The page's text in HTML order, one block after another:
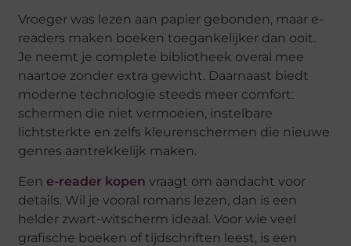
Vroeger was lezen aan papier gebonden, maar e-
readers maken boeken toegankelijker dan ooit.
Je neemt je complete bibliotheek overal mee
naartoe zonder extra gewicht. Daarnaast biedt
moderne technologie steeds meer comfort:
schermen die niet vermoeien, instelbare
lichtsterkte en zelfs kleurenschermen die nieuwe
genres aantrekkelijk maken.
Eene-reader kopen vraagt om aandacht voor
details. Wil je vooral romans lezen, dan is een
helder zwart-witscherm ideaal. Voor wie veel
grafische boeken of tijdschriften leest, is een